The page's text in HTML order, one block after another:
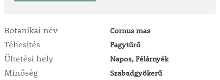
Botanikai név Cornus mas
Téliesítés Fagytűrő
Ültetési hely Napos, Félárnyék
Minőség Szabadgyökerű